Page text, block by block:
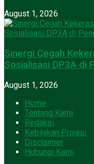
August 1, 2026
Sinergi Cegah
Sosialisasi DP3A di
August 1, 2026
Home
Tentang Kami
Redaksi
Kebijakan Privasi
Disclaimer
Hubungi Kami